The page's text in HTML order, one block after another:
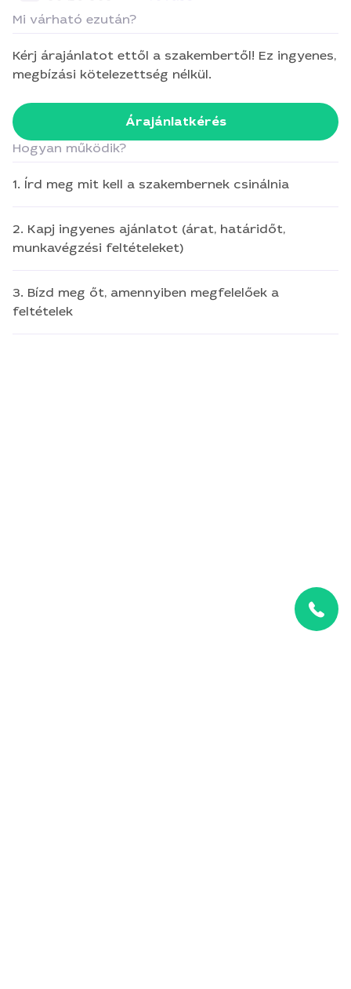
Mi várható ezután?
Kérj árajánlatot ettől a szakembertől! Ez ingyenes,
megbízási kötelezettség nélkül.
Árajánlatkérés
Hogyan működik?
1. Írd meg mit kell a szakembernek csinálnia
2. Kapj ingyenes ajánlatot (árat, határidőt,
munkavégzési feltételeket)
3. Bízd meg őt, amennyiben megfelelőek a
feltételek